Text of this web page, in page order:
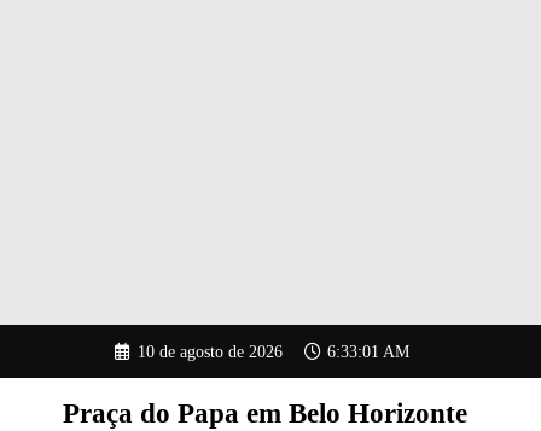
o
10 de agosto de 2026 6:33:02 AM
Praça do Papa em Belo Horizonte